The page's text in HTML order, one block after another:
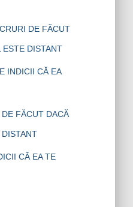
DE FĂCUT
ESTE DISTANT
INDICII CĂ EA
FĂCUT DACĂ
CĂ EA TE